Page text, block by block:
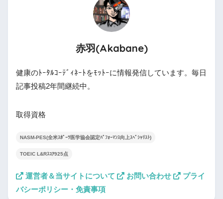
赤羽(Akabane)
健康のﾄｰﾀﾙｺｰﾃﾞｨﾈｰﾄをﾓｯﾄｰに情報発信しています。毎日
記事投稿2年間継続中。
取得資格
NASM-PES(全米ｽﾎﾟｰﾂ医学協会認定ﾊﾟﾌｫｰﾏﾝｽ向上ｽﾍﾟｼｬﾘｽﾄ)
TOEIC L&Rｽｺｱ925点
運営者＆当サイトについて お問い合わせ
プライ
バシーポリシー・免責事項